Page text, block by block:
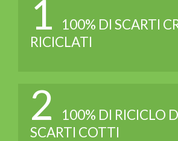
1
100% DI SCARTI
RICICLATI
2
100% DI RICICLO
SCARTI COTTI